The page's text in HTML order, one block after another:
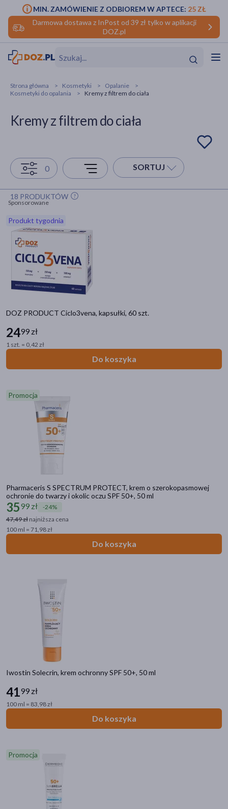
Darmowa dostawa z InPost od 39 zł tylko w aplikacji
DOZ.pl
MIN. ZAMÓWIENIE Z ODBIOREM W APTECE: 25 ZŁ
Hit
Hit
makijażu
Strona główna Kosmetyki
Opalanie
Kosmetyki do opalania
Kremy z filtrem do ciała
Kremy z filtrem do ciała
0 SORTUJ
18 PRODUKTÓW
Sponsorowane
Produkt tygodnia
DOZ PRODUCT Ciclo3vena, kapsułki, 60 szt.
2499 zł
1 szt. = 0,42 zł
Do koszyka
Promocja
Pharmaceris S SPECTRUM PROTECT, krem o szerokopasmowej
ochronie do twarzy i okolic oczu SPF 50+, 50 ml
3599 zł
-24%
47,49 zł najniższa cena
100 ml = 71,98 zł
Do koszyka
Iwostin Solecrin, krem ochronny SPF 50+, 50 ml
4199 zł
100 ml = 83,98 zł
Do koszyka
Promocja